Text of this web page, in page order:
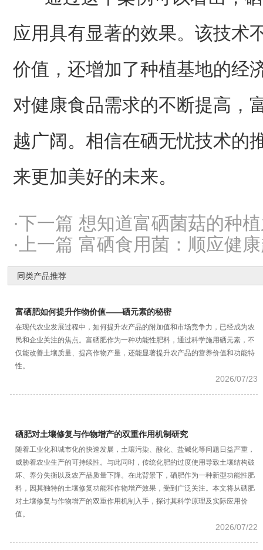
应用具有显著的效果。该技术
价值，还增加了种植基地的经
对健康食品需求的不断提高，
越广阔。相信在硒无忧技术的
来更加美好的未来。
·下一篇 想知道富硒菌菇的种
·上一篇 富硒食用菌：顺应健
同类产品推荐
富硒肥如何提升作物价值——硒元素的秘密
在现代农业发展过程中，如何提升农产品的附加值和市场竞争力，已经成为农
民和企业关注的焦点。富硒肥作为一种功能性肥料，通过科学施用硒元素，不
仅能改善土壤质量、提高作物产量，还能显著提升农产品的营养价值和功能特
性。
2026/07/23
硒肥对土壤修复与作物增产的双重作用机制研究
随着工业化和城市化的快速发展，土壤污染、酸化、盐碱化等问题日益严重，
威胁着农业生产的可持续性。与此同时，传统化肥的过度使用导致土壤结构破
坏、养分失衡以及农产品质量下降。在此背景下，硒肥作为一种新型功能性肥
料，因其独特的土壤修复功能和作物增产效果，受到广泛关注。本文将从硒肥
对土壤修复与作物增产的双重作用机制入手，探讨其科学原理及实际应用价
值。
2026/07/22